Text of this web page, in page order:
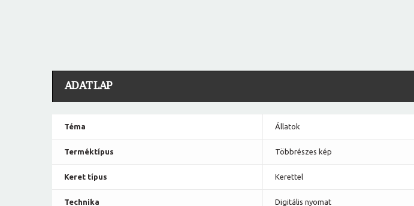
ADATLAP
Téma Állatok
Terméktípus Többrészes kép
Keret típus Kerettel
Technika Digitális nyomat